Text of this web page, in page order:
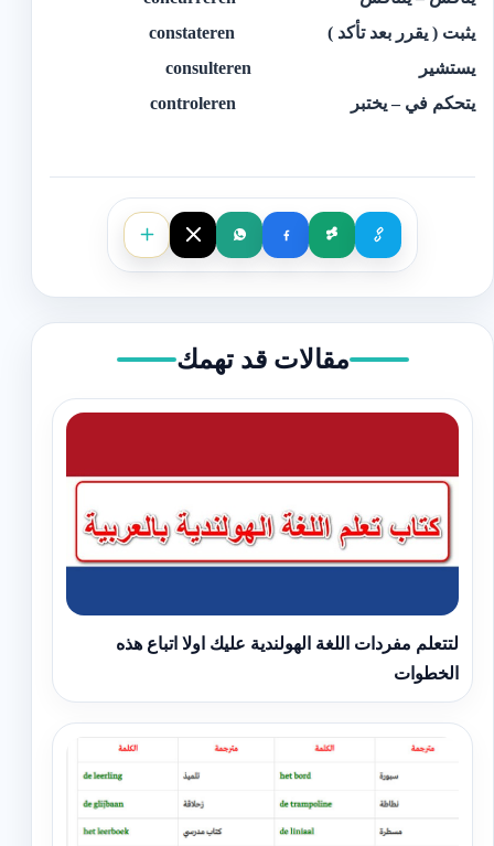
يثبت ( يقرر بعد تأكد ) constateren
يستشير consulteren
يتحكم في – يختبر controleren
مقالات قد تهمك
لتتعلم مفردات اللغة الهولندية عليك اولا اتباع هذه
الخطوات